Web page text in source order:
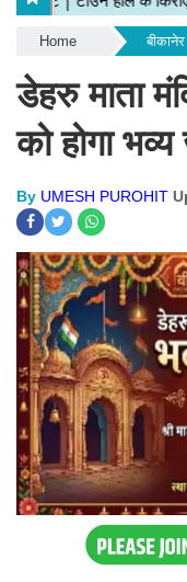
Home बीकानेर
डेहरु माता
को होगा
By UMESH PUROHIT